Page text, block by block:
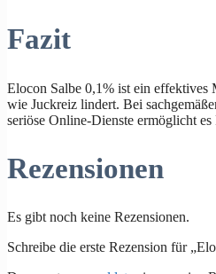
Fazit
Elocon Salbe 0,1% ist ein effektives
wie Juckreiz lindert. Bei
seriöse Online-Dienste ermöglicht
Rezensionen
Es gibt noch keine Rezensionen.
Schreibe die erste Rezension für